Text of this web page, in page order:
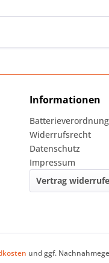
Informationen
Batterieverordnung
Widerrufsrecht
Datenschutz
Impressum
Vertrag
und ggf.